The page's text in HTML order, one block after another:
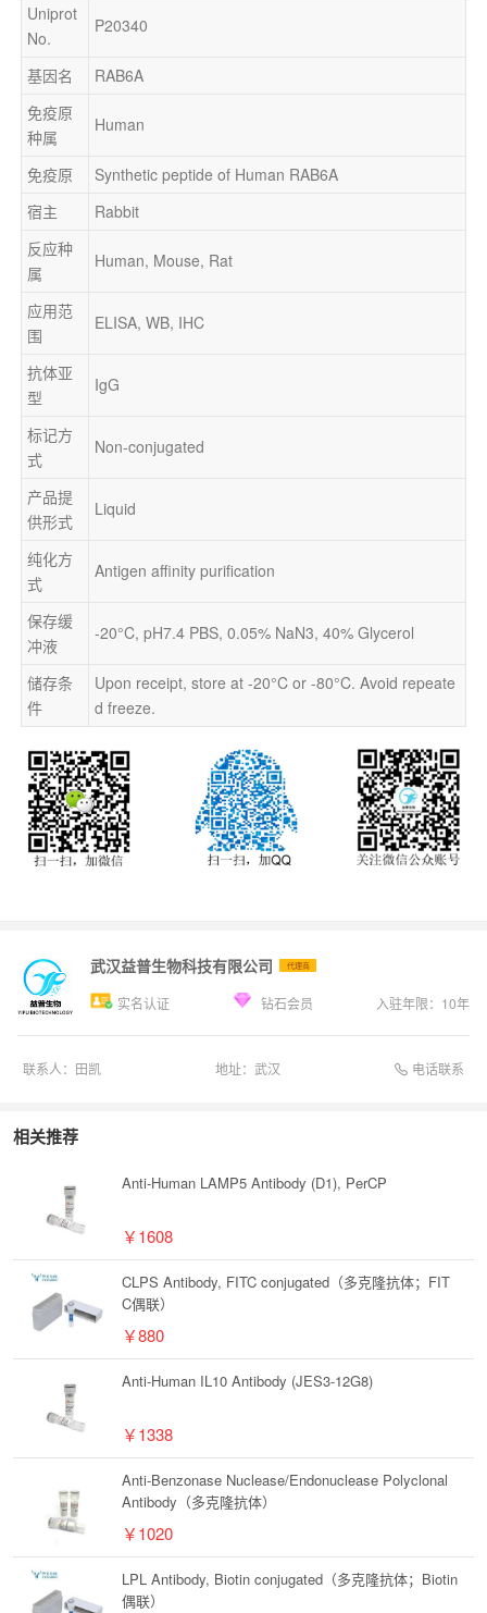
Uniprot
No.
P20340
基因名
RAB6A
免疫原
种属
Human
免疫原
Synthetic peptide of Human RAB6A
宿主
Rabbit
反应种
属
Human, Mouse, Rat
应用范
围
ELISA, WB, IHC
抗体亚
型
IgG
标记方
式
Non-conjugated
产品提
供形式
Liquid
纯化方
式
Antigen affinity purification
保存缓
冲液
-20°C, pH7.4 PBS, 0.05% NaN3, 40% Glycerol
储存条
件
Upon receipt, store at -20°C or -80°C. Avoid repeate
d freeze.
武汉益普生物科技有限公司 代理商
实名认证 钻石会员 入驻年限： 10年
联系人： 田凯 地址： 武汉 电话联系
相关推荐
Anti-Human LAMP5 Antibody (D1), PerCP
￥1608
CLPS Antibody, FITC conjugated（多克隆抗体；FIT
C偶联）
￥880
Anti-Human IL10 Antibody (JES3-12G8)
￥1338
Anti-Benzonase Nuclease/Endonuclease Polyclonal
Antibody（多克隆抗体）
￥1020
LPL Antibody, Biotin conjugated（多克隆抗体；Biotin
偶联）